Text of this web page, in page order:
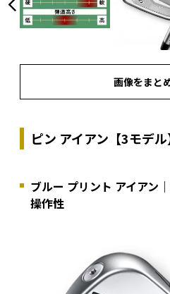
画像をまと
ピン アイアン【3モデル
ブルー プリント アイアン
操作性